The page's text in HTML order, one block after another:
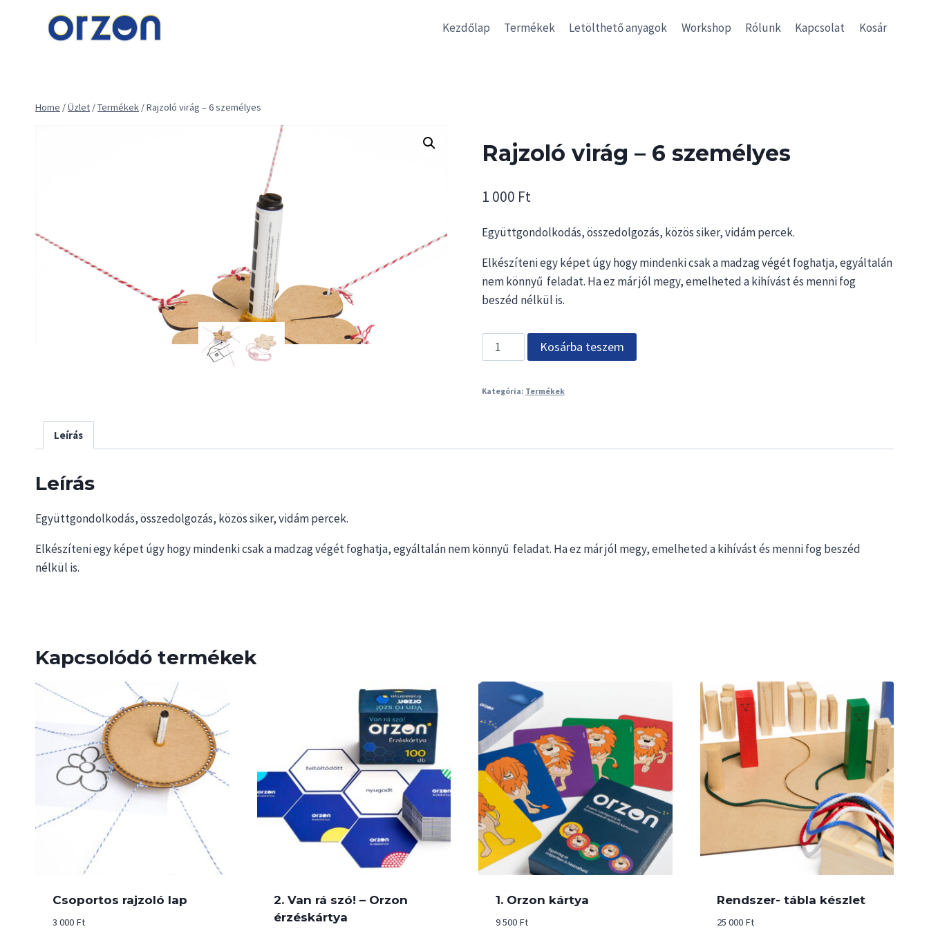
Kezdőlap Termékek Letölthető anyagok Workshop Rólunk Kapcsolat Kosár
Home /Üzlet /Termékek /Rajzoló virág – 6 személyes
Rajzoló virág – 6 személyes
1 000 Ft
Együttgondolkodás, összedolgozás, közös siker, vidám percek.
Elkészíteni egy képet úgy hogy mindenki csak a madzag végét foghatja, egyáltalán
nem könnyű feladat. Ha ez már jól megy, emelheted a kihívást és menni fog
beszéd nélkül is.
Rajzoló
virág
6
Kosárba teszem
Kategória: Termékek
Leírás
Leírás
Együttgondolkodás, összedolgozás, közös siker, vidám percek.
Elkészíteni egy képet úgy hogy mindenki csak a madzag végét foghatja, egyáltalán nem könnyű feladat. Ha ez már jól megy, emelheted a kihívást és menni fog beszéd
nélkül is.
Kapcsolódó termékek
Csoportos rajzoló lap
3 000 Ft
2. Van rá szó! – Orzon
érzéskártya
1. Orzon kártya
9 500 Ft
Rendszer- tábla készlet
25 000 Ft